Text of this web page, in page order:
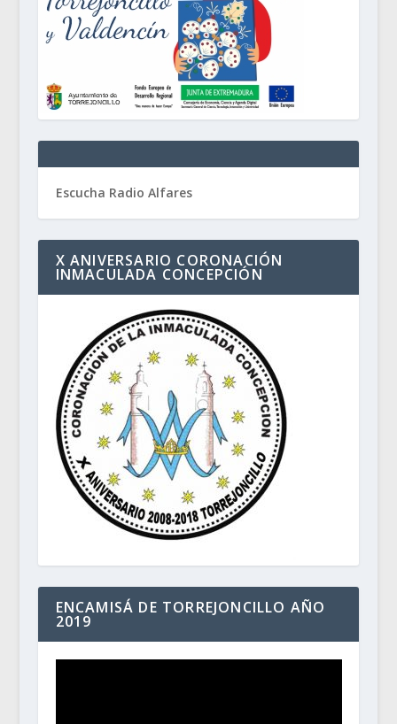
Escucha Radio Alfares
X ANIVERSARIO CORONACIÓN
INMACULADA CONCEPCIÓN
ENCAMISÁ DE TORREJONCILLO AÑO
2019